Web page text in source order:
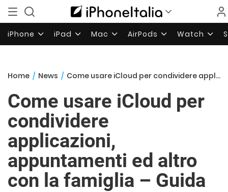
iPhone iPad Mac AirPods Watch
Home / News / Come usare iCloud per condividere applicazioni, appuntamenti ed altro con la famiglia – Guida
Come usare iCloud per
condividere
applicazioni,
appuntamenti ed altro
con la famiglia – Guida